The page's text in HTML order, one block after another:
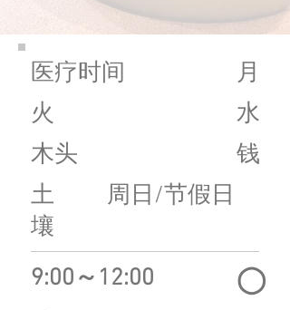
医疗时间
月
火
水
木头
钱
土
壤
周日/节假日
9:00～12:00
◯